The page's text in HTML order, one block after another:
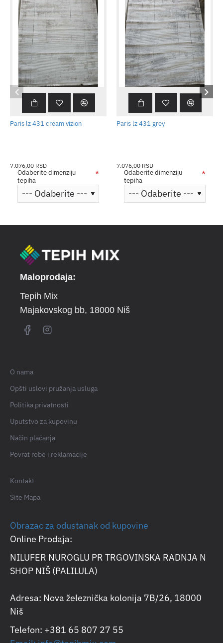
Paris lz 431 cream vizion
7.076,00 RSD
Odaberite dimenziju
tepiha
Paris lz 431 grey
7.076,00 RSD
Odaberite dimenziju
tepiha
Maloprodaja:
Tepih Mix
Majakovskog bb, 18000 Niš
O nama
Opšti uslovi pružanja usluga
Politika privatnosti
Uputstvo za kupovinu
Način plaćanja
Povrat robe i reklamacije
Kontakt
Site Mapa
Obrazac za odustanak od kupovine
Online Prodaja:
NILUFER NUROGLU PR TRGOVINSKA RADNJA N
SHOP NIŠ (PALILULA)
Adresa: Nova železnička kolonija 7B/26, 18000
Niš
Telefon: +381 65 807 27 55